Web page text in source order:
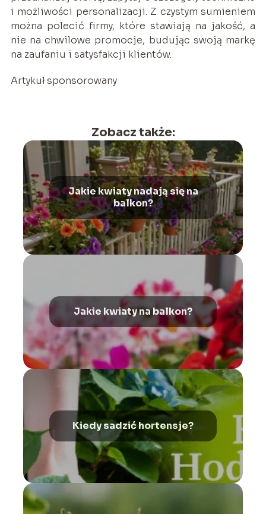
i możliwości personalizacji. Z czystym sumieniem
można polecić firmy, które stawiają na jakość, a
nie na chwilowe promocje, budując swoją markę
na zaufaniu i satysfakcji klientów.
Artykuł sponsorowany
Zobacz także:
Jakie kwiaty nadają się na
balkon?
Jakie kwiaty na balkon?
Kiedy sadzić hortensje?